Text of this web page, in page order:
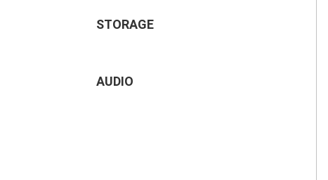
STORAGE
AUDIO